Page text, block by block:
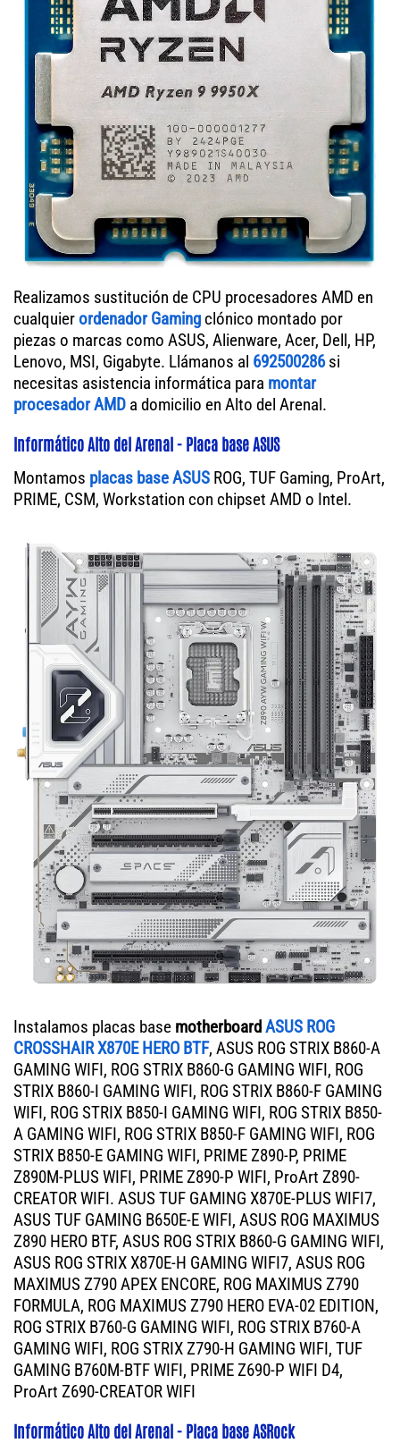
Realizamos sustitución de CPU procesadores AMD en
cualquierordenador Gaming clónico montado por
piezas o marcas como ASUS, Alienware, Acer, Dell, HP,
Lenovo, MSI, Gigabyte. Llámanos al 692500286si
necesitas asistencia informática para montar
procesador AMD a domicilio en Alto del Arenal.
Informático Alto del Arenal - Placa base ASUS
Montamos placas base ASUS ROG, TUF Gaming, ProArt,
PRIME, CSM, Workstation con chipset AMD o Intel.
Instalamos placas base motherboardASUS ROG
CROSSHAIR X870E HERO BTF, ASUS ROG STRIX B860-A
GAMING WIFI, ROG STRIX B860-G GAMING WIFI, ROG
STRIX B860-I GAMING WIFI, ROG STRIX B860-F GAMING
WIFI, ROG STRIX B850-I GAMING WIFI, ROG STRIX B850-
A GAMING WIFI, ROG STRIX B850-F GAMING WIFI, ROG
STRIX B850-E GAMING WIFI, PRIME Z890-P, PRIME
Z890M-PLUS WIFI, PRIME Z890-P WIFI, ProArt Z890-
CREATOR WIFI. ASUS TUF GAMING X870E-PLUS WIFI7,
ASUS TUF GAMING B650E-E WIFI, ASUS ROG MAXIMUS
Z890 HERO BTF, ASUS ROG STRIX B860-G GAMING WIFI,
ASUS ROG STRIX X870E-H GAMING WIFI7, ASUS ROG
MAXIMUS Z790 APEX ENCORE, ROG MAXIMUS Z790
FORMULA, ROG MAXIMUS Z790 HERO EVA-02 EDITION,
ROG STRIX B760-G GAMING WIFI, ROG STRIX B760-A
GAMING WIFI, ROG STRIX Z790-H GAMING WIFI, TUF
GAMING B760M-BTF WIFI, PRIME Z690-P WIFI D4,
ProArt Z690-CREATOR WIFI
Informático Alto del Arenal - Placa base ASRock